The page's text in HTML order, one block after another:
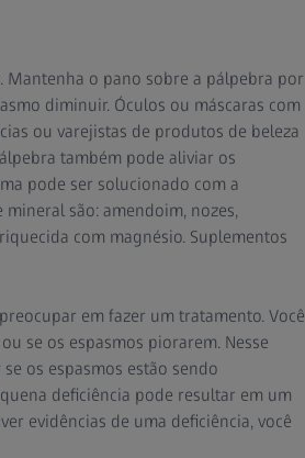
Mantenha o pano sobre a pálpebra por
diminuir. Óculos ou máscaras com
ou varejistas de produtos de beleza
também pode aliviar os
pode ser solucionado com a
são: amendoim, nozes,
com magnésio. Suplementos
em fazer um tratamento. Você
se os espasmos piorarem. Nesse
os espasmos estão sendo
deficiência pode resultar em um
evidências de uma deficiência, você